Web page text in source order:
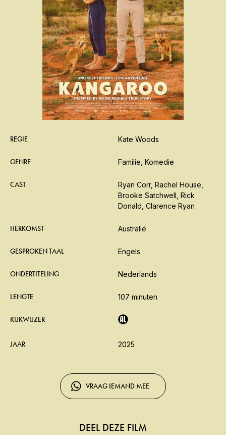
REGIE Kate Woods
GENRE Familie, Komedie
CAST
Ryan Corr, Rachel House,
Brooke Satchwell, Rick
Donald, Clarence Ryan
HERKOMST Australië
GESPROKEN TAAL Engels
ONDERTITELING Nederlands
LENGTE 107 minuten
KIJKWIJZER
JAAR 2025
VRAAG IEMAND MEE
DEEL DEZE FILM